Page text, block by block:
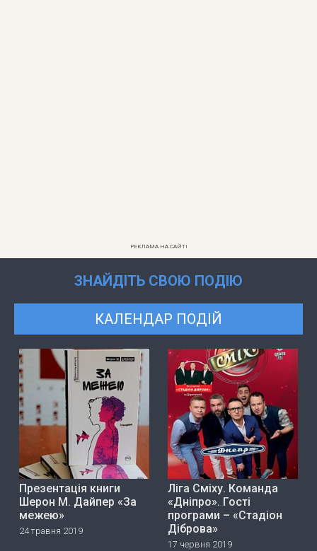
РЕКЛАМА НА САЙТІ
ЗНАЙДІТЬ СВОЮ ПОДІЮ
КАЛЕНДАР ПОДІЙ
Презентація книги
Шерон М. Дайпер «За
межею»
24 травня 2019
Ліга Сміху. Команда
«Дніпро». Гості
програми – «Стадіон
Діброва»
17 червня 2019